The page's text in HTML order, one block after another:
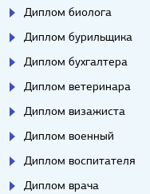
Диплом биолога
Диплом бурильщика
Диплом бухгалтера
Диплом ветеринара
Диплом визажиста
Диплом военный
Диплом воспитателя
Диплом врача